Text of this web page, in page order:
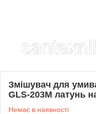
Змішувач для
GLS-203M латунь
Немає в наявності